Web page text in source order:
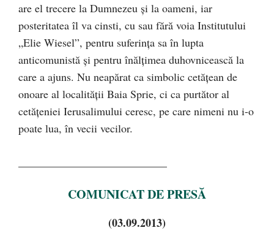
are el trecere la Dumnezeu şi la oameni, iar
posteritatea îl va cinsti, cu sau fără voia Institutului
„Elie Wiesel”, pentru suferinţa sa în lupta
anticomunistă şi pentru înălţimea duhovnicească la
care a ajuns. Nu neapărat ca simbolic cetăţean de
onoare al localităţii Baia Sprie, ci ca purtător al
cetăţeniei Ierusalimului ceresc, pe care nimeni nu i-o
poate lua, în vecii vecilor.
COMUNICAT DE PRESĂ
(03.09.2013)